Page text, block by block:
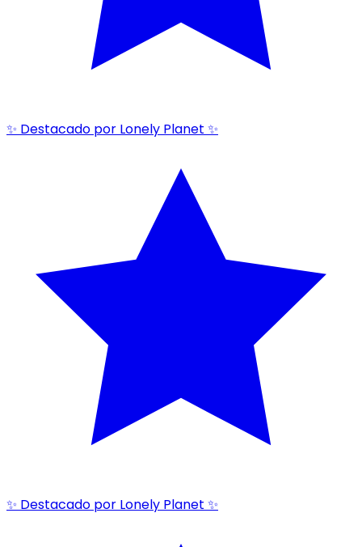
✨ Destacado por Lonely Planet ✨
✨ Destacado por Lonely Planet ✨